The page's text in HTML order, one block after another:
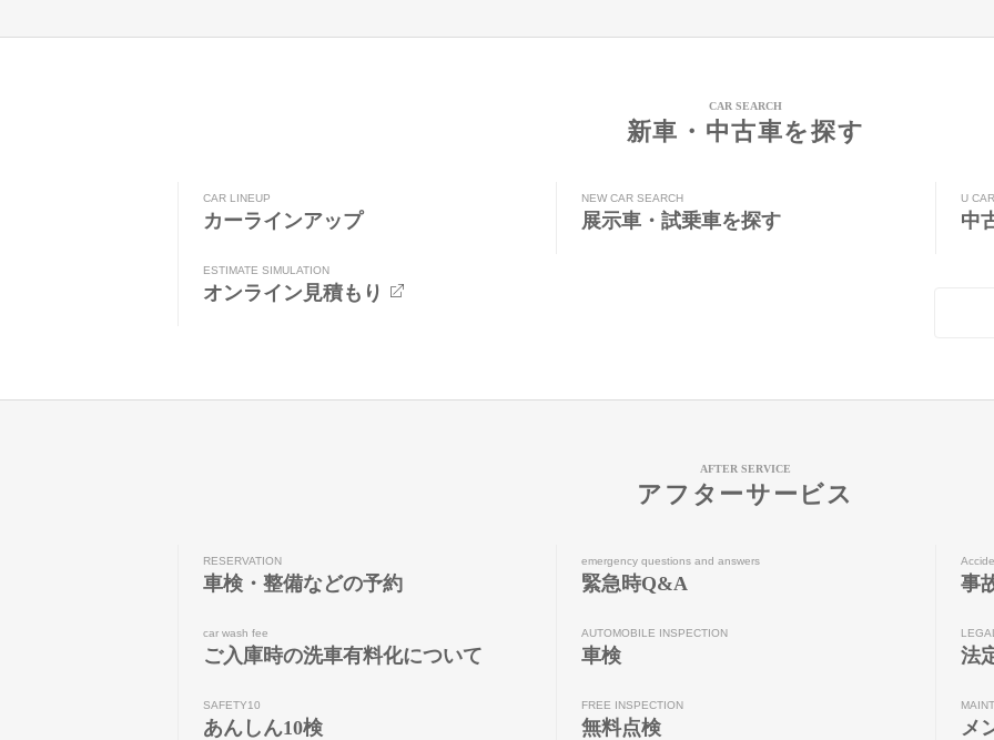
CAR SEARCH
新車・中古車を探す
CAR LINEUP
カーラインアップ
NEW CAR SEARCH
展示車・試乗車を探す
U
中
ESTIMATE SIMULATION
オンライン見積もり
AFTER SERVICE
アフターサービス
RESERVATION
車検・整備などの予約
emergency questions and answers
緊急時Q&A 事
car wash fee
ご入庫時の洗車有料化について
AUTOMOBILE INSPECTION
車検 法
SAFETY10
あんしん10検
FREE INSPECTION
無料点検 メ